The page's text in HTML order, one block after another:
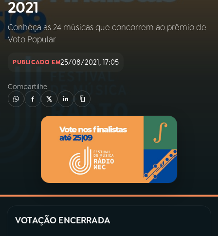
MEC
Início AO VIVO
INÍCIO
02A RÁDIO
PROGRAMAÇÃO
PROGRAMAS
06VIDEOCASTS
2021
Conheça as 24 músicas que concorrem ao prêmio de
Voto Popular
PUBLICADO EM25/08/2021, 17:05
Compartilhe
VOTAÇÃO ENCERRADA